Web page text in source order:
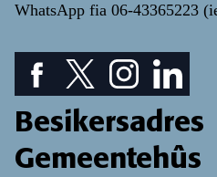
WhatsApp fia 06-43365223
Facebook piktogram: sjoch
Twitter piktogram:
Instagram
Besikersadres
Gemeentehûs